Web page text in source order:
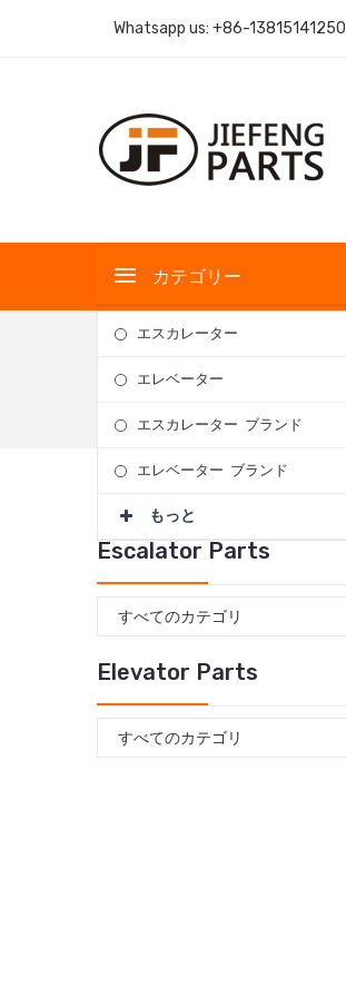
Whatsapp us: +86-13815141250
カテゴリー
エスカレーター
エレベーター
エスカレーター ブランド
エレベーター ブランド
もっと
Escalator Parts
すべてのカテゴリ
Elevator Parts
すべてのカテゴリ